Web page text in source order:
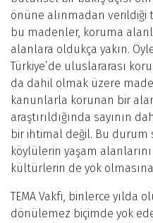
önüne alınmadan verildiği
bu madenler, koruma
alanlara oldukça yakın.
Türkiye’de uluslararası
da dahil olmak üzere
kanunlarla korunan bir
araştırıldığında sayının
bir ihtimal değil. Bu durum
köylülerin yaşam
kültürlerin de yok olmasına
TEMA Vakfı, binlerce yılda
dönülemez biçimde yok